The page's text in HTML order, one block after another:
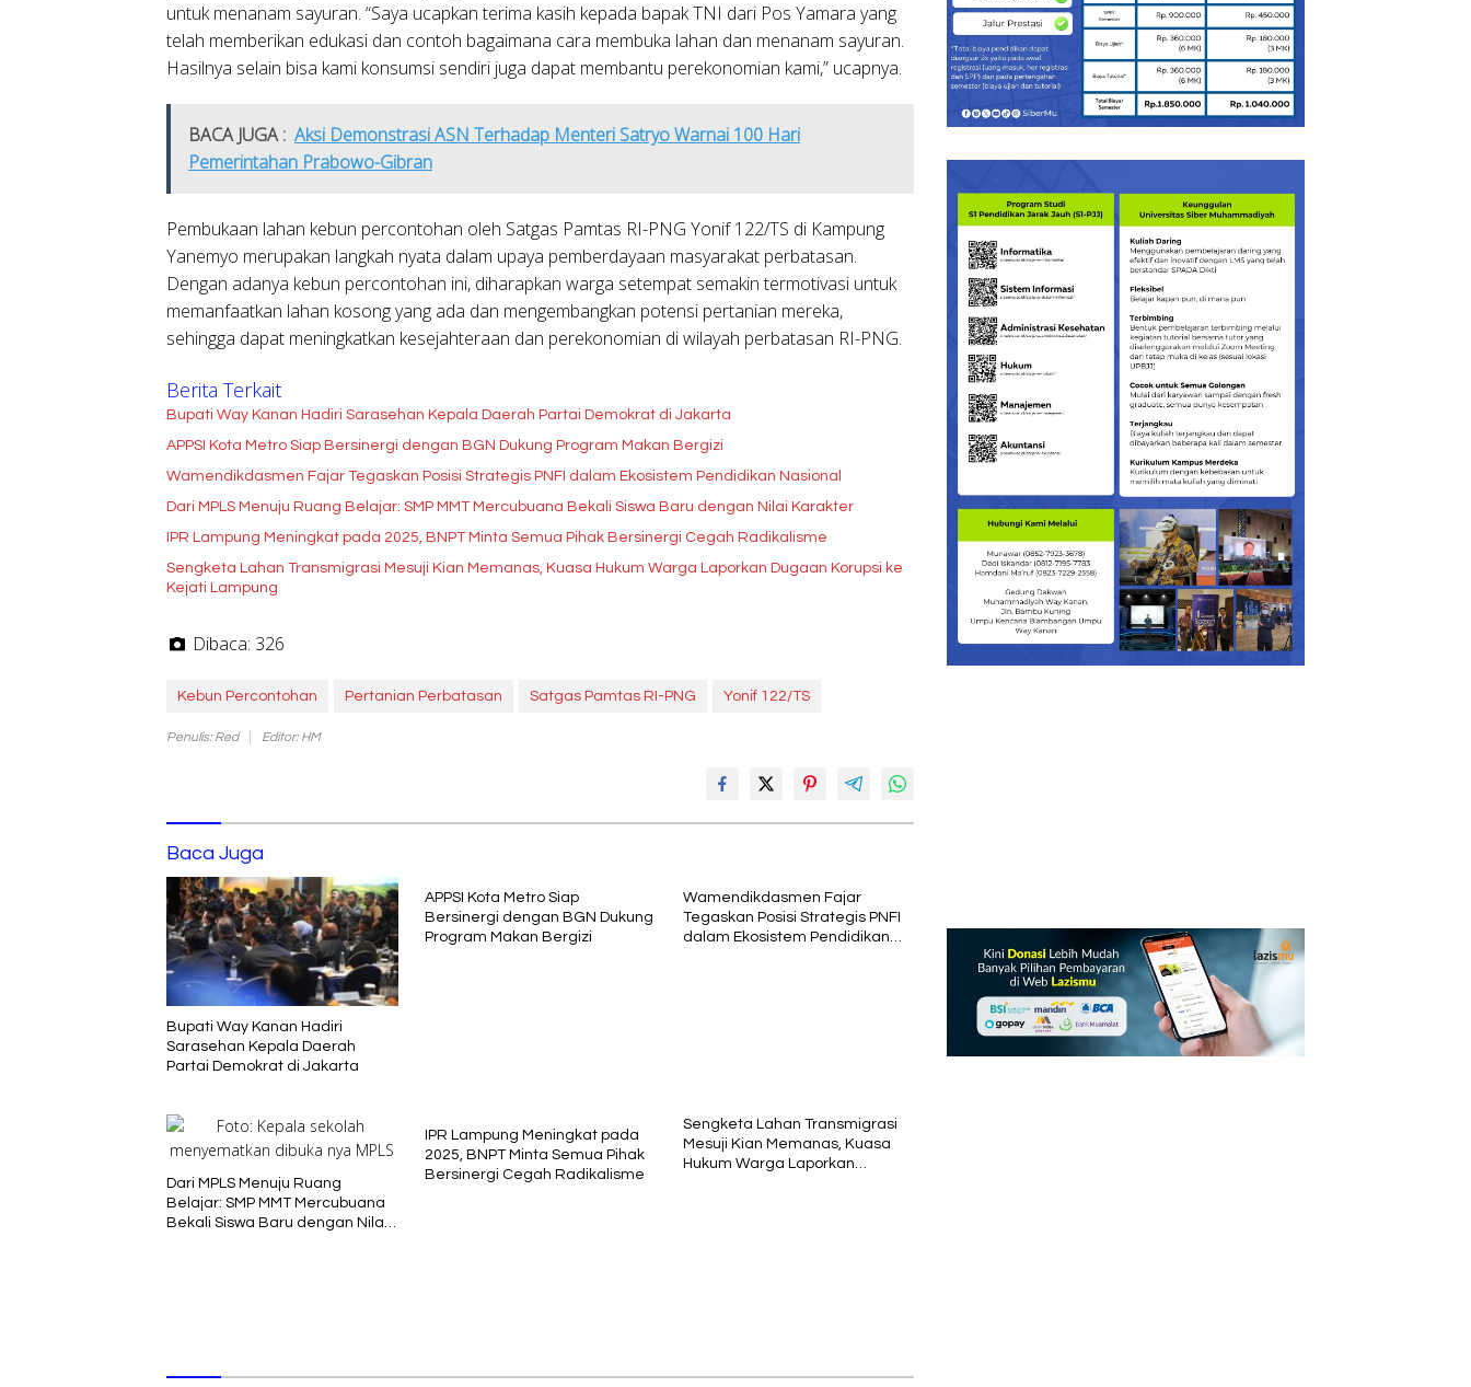
untuk menanam sayuran. “Saya ucapkan terima kasih kepada bapak TNI dari Pos Yamara yang
telah memberikan edukasi dan contoh bagaimana cara membuka lahan dan menanam sayuran.
Hasilnya selain bisa kami konsumsi sendiri juga dapat membantu perekonomian kami,” ucapnya.
BACA JUGA : Aksi Demonstrasi ASN Terhadap Menteri Satryo Warnai 100 Hari
Pemerintahan Prabowo-Gibran
Pembukaan lahan kebun percontohan oleh Satgas Pamtas RI-PNG Yonif 122/TS di Kampung
Yanemyo merupakan langkah nyata dalam upaya pemberdayaan masyarakat perbatasan.
Dengan adanya kebun percontohan ini, diharapkan warga setempat semakin termotivasi untuk
memanfaatkan lahan kosong yang ada dan mengembangkan potensi pertanian mereka,
sehingga dapat meningkatkan kesejahteraan dan perekonomian di wilayah perbatasan RI-PNG.
Berita Terkait
Bupati Way Kanan Hadiri Sarasehan Kepala Daerah Partai Demokrat di Jakarta
APPSI Kota Metro Siap Bersinergi dengan BGN Dukung Program Makan Bergizi
Wamendikdasmen Fajar Tegaskan Posisi Strategis PNFI dalam Ekosistem Pendidikan Nasional
Dari MPLS Menuju Ruang Belajar: SMP MMT Mercubuana Bekali Siswa Baru dengan Nilai Karakter
IPR Lampung Meningkat pada 2025, BNPT Minta Semua Pihak Bersinergi Cegah Radikalisme
Sengketa Lahan Transmigrasi Mesuji Kian Memanas, Kuasa Hukum Warga Laporkan Dugaan Korupsi ke
Kejati Lampung
Dibaca: 326
Kebun Percontohan Pertanian Perbatasan Satgas Pamtas RI-PNG Yonif 122/TS
Penulis: Red Editor: HM
Baca Juga
Bupati Way Kanan Hadiri
Sarasehan Kepala Daerah
Partai Demokrat di Jakarta
APPSI Kota Metro Siap
Bersinergi dengan BGN Dukung
Program Makan Bergizi
Wamendikdasmen Fajar
Tegaskan Posisi Strategis PNFI
dalam Ekosistem Pendidikan
Dari MPLS Menuju Ruang
Belajar: SMP MMT Mercubuana
Bekali Siswa Baru dengan Nilai
IPR Lampung Meningkat pada
2025, BNPT Minta Semua Pihak
Bersinergi Cegah Radikalisme
Sengketa Lahan Transmigrasi
Mesuji Kian Memanas, Kuasa
Hukum Warga Laporkan